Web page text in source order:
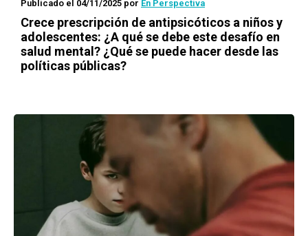
Publicado el 04/11/2025 por En Perspectiva
Crece prescripción de antipsicóticos a niños y
adolescentes: ¿A qué se debe este desafío en
salud mental? ¿Qué se puede hacer desde las
políticas públicas?